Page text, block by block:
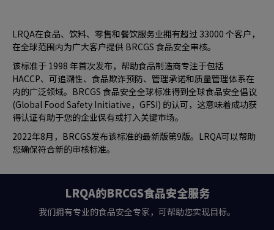
LRQA在食品、饮料、零售和餐饮服务业拥有超过 33000 个客户，
在全球范围内为广大客户提供 BRCGS 食品安全审核。
该标准于 1998 年首次发布，帮助食品制造商专注于包括
HACCP、可追溯性、食品欺诈预防、管理承诺和质量管理体系在
内的广泛领域。BRCGS 食品安全全球标准得到全球食品安全倡议
(Global Food Safety Initiative，GFSI) 的认可，这意味着成功获
得认证有助于您的企业保有或打入关键市场。
2022年8月，BRCGS发布该标准的最新版第9版。LRQA可以帮助
您确保符合新的审核标准。
LRQA的BRCGS食品安全服务
我们拥有专业的食品安全专家，可帮助您实现目标。